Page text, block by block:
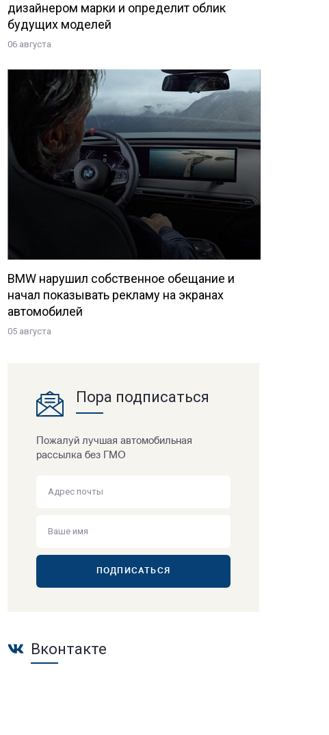
дизайнером марки и определит облик
будущих моделей
06 августа
BMW нарушил собственное обещание и
начал показывать рекламу на экранах
автомобилей
05 августа
Пора подписаться
Пожалуй лучшая автомобильная
рассылка без ГМО
ПОДПИСАТЬСЯ
Вконтакте